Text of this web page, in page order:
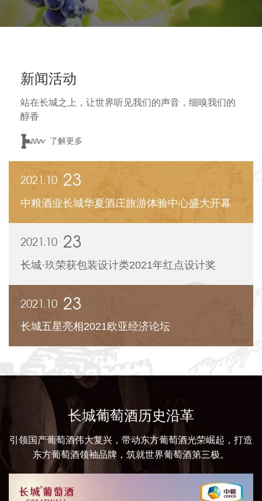
新闻活动
站在长城之上，让世界听见我们的声音，细嗅我们的
醇香
了解更多
2021.10 23
中粮酒业长城华夏酒庄旅游体验中心盛大开幕
2021.10 23
长城·玖荣获包装设计类2021年红点设计奖
2021.10 23
长城五星亮相2021欧亚经济论坛
长城葡萄酒历史沿革
引领国产葡萄酒伟大复兴，带动东方葡萄酒光荣崛起，打造
东方葡萄酒领袖品牌，筑就世界葡萄酒第三极。